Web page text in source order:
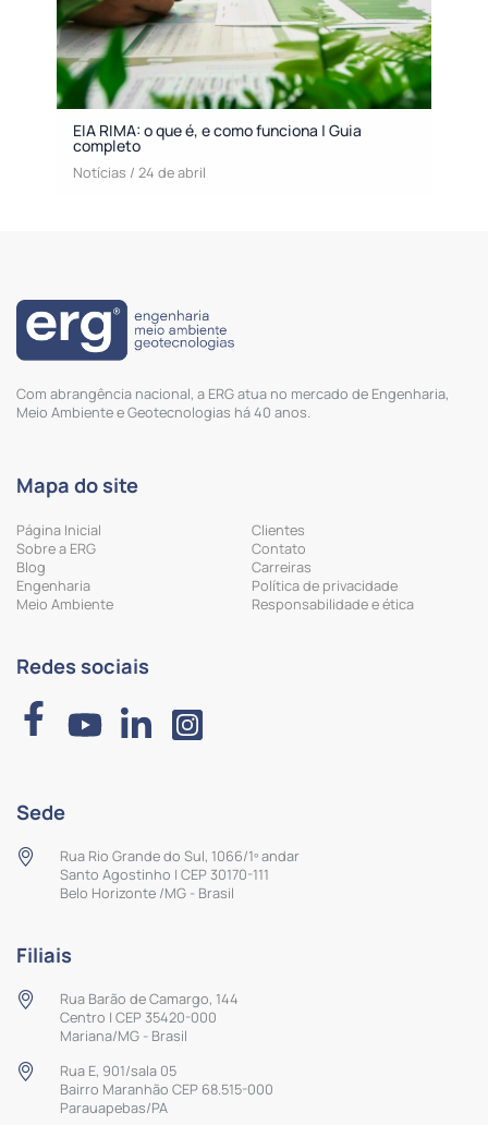
EIA RIMA: o que é, e como funciona | Guia
completo
Notícias / 24 de abril
Com abrangência nacional, a ERG atua no mercado de Engenharia,
Meio Ambiente e Geotecnologias há 40 anos.
Mapa do site
Página Inicial
Sobre a ERG
Blog
Engenharia
Meio Ambiente
Clientes
Contato
Carreiras
Política de privacidade
Responsabilidade e ética
Redes sociais
Sede
Rua Rio Grande do Sul, 1066/1º andar
Santo Agostinho | CEP 30170-111
Belo Horizonte /MG - Brasil
Filiais
Rua Barão de Camargo, 144
Centro | CEP 35420-000
Mariana/MG - Brasil
Rua E, 901/sala 05
Bairro Maranhão CEP 68.515-000
Parauapebas/PA